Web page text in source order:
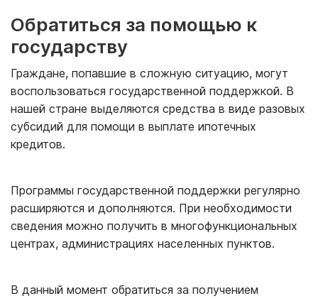
Обратиться за помощью к
государству
Граждане, попавшие в сложную ситуацию, могут
воспользоваться государственной поддержкой. В
нашей стране выделяются средства в виде разовых
субсидий для помощи в выплате ипотечных
кредитов.
Программы государственной поддержки регулярно
расширяются и дополняются. При необходимости
сведения можно получить в многофункциональных
центрах, администрациях населенных пунктов.
В данный момент обратиться за получением